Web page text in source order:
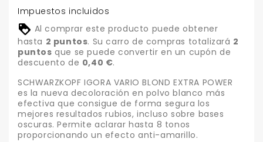
Impuestos incluidos
Al comprar este producto puede obtener
hasta 2 puntos. Su carro de compras totalizará 2
puntos que se puede convertir en un cupón de
descuento de 0,40 €.
SCHWARZKOPF IGORA VARIO BLOND EXTRA POWER
es la nueva decoloración en polvo blanco más
efectiva que consigue de forma segura los
mejores resultados rubios, incluso sobre bases
oscuras. Permite aclarar hasta 8 tonos
proporcionando un efecto anti-amarillo.